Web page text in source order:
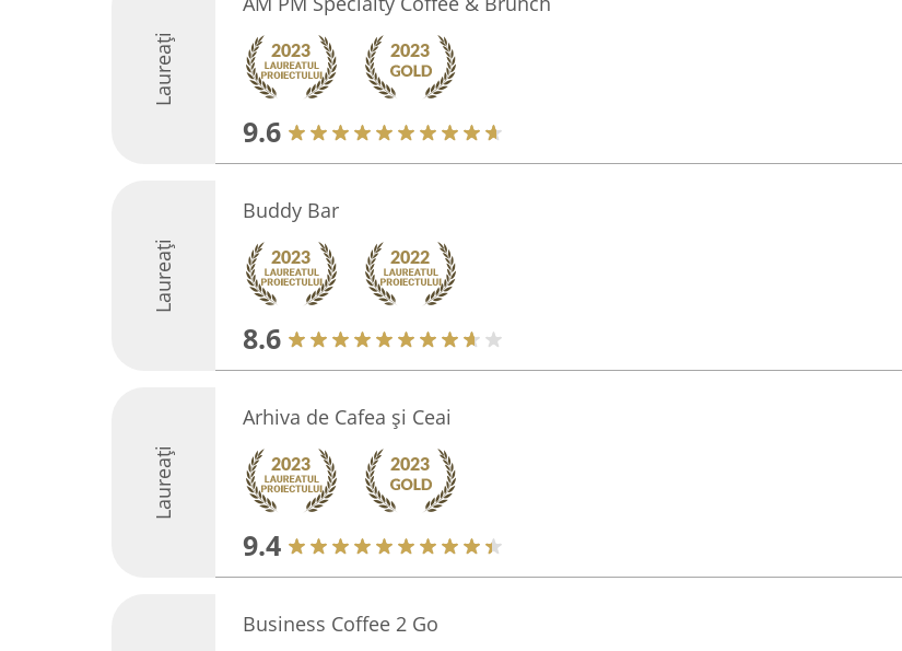
Laureați
9.6
Laureați
Buddy Bar
8.6
Laureați
Arhiva de Cafea și Ceai
9.4
Business Coffee 2 Go